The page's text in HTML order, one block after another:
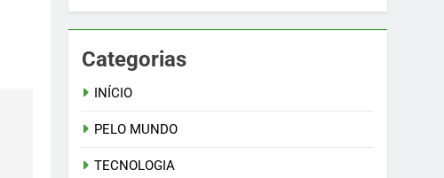
Categorias
INÍCIO
PELO MUNDO
TECNOLOGIA